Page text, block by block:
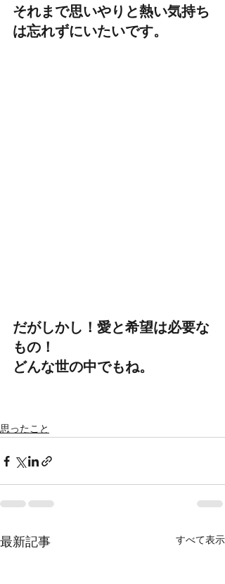
それまで思いやりと熱い気持ち
は忘れずにいたいです。
だがしかし！愛と希望は必要な
もの！
どんな世の中でもね。
思ったこと
最新記事 すべて表示